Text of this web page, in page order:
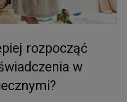
rozpocząć
w